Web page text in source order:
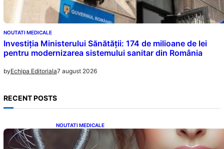
NOUTATI MEDICALE
Investiția Ministerului Sănătății: 174 de milioane de lei
pentru modernizarea sistemului sanitar din România
byEchipa Editoriala7 august 2026
RECENT POSTS
NOUTATI MEDICALE
Influența lui Venus: Dragoste, Noroc și
Oportunități pentru Tauri și Balanțe în